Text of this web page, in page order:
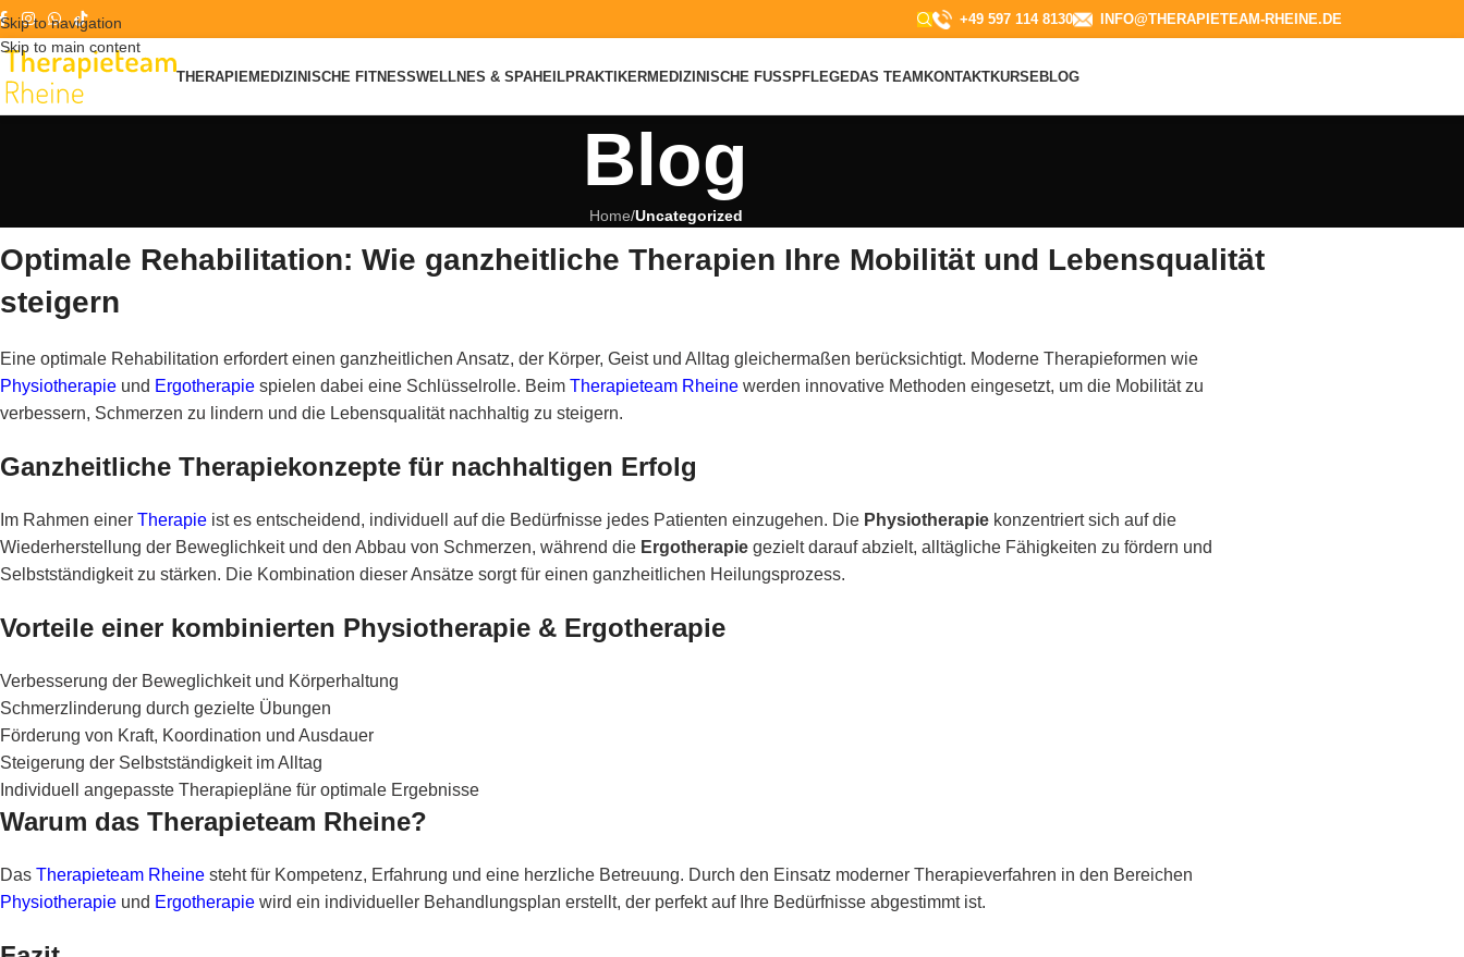
Skip to navigation
Skip to main content
+49 597 114 8130​ INFO@THERAPIETEAM-RHEINE.DE
THERAPIEMEDIZINISCHE FITNESSWELLNES & SPAHEILPRAKTIKERMEDIZINISCHE FUSSPFLEGE DAS TEAMKONTAKTKURSEBLOG
Blog
Home/Uncategorized
Optimale Rehabilitation: Wie ganzheitliche Therapien Ihre Mobilität und Lebensqualität
steigern
Eine optimale Rehabilitation erfordert einen ganzheitlichen Ansatz, der Körper, Geist und Alltag gleichermaßen berücksichtigt. Moderne Therapieformen wie
Physiotherapie und Ergotherapie spielen dabei eine Schlüsselrolle. Beim Therapieteam Rheine werden innovative Methoden eingesetzt, um die Mobilität zu
verbessern, Schmerzen zu lindern und die Lebensqualität nachhaltig zu steigern.
Ganzheitliche Therapiekonzepte für nachhaltigen Erfolg
Im Rahmen einer Therapie ist es entscheidend, individuell auf die Bedürfnisse jedes Patienten einzugehen. Die Physiotherapie konzentriert sich auf die
Wiederherstellung der Beweglichkeit und den Abbau von Schmerzen, während die Ergotherapie gezielt darauf abzielt, alltägliche Fähigkeiten zu fördern und
Selbstständigkeit zu stärken. Die Kombination dieser Ansätze sorgt für einen ganzheitlichen Heilungsprozess.
Vorteile einer kombinierten Physiotherapie & Ergotherapie
Verbesserung der Beweglichkeit und Körperhaltung
Schmerzlinderung durch gezielte Übungen
Förderung von Kraft, Koordination und Ausdauer
Steigerung der Selbstständigkeit im Alltag
Individuell angepasste Therapiepläne für optimale Ergebnisse
Warum das Therapieteam Rheine?
Das Therapieteam Rheine steht für Kompetenz, Erfahrung und eine herzliche Betreuung. Durch den Einsatz moderner Therapieverfahren in den Bereichen
Physiotherapie und Ergotherapie wird ein individueller Behandlungsplan erstellt, der perfekt auf Ihre Bedürfnisse abgestimmt ist.